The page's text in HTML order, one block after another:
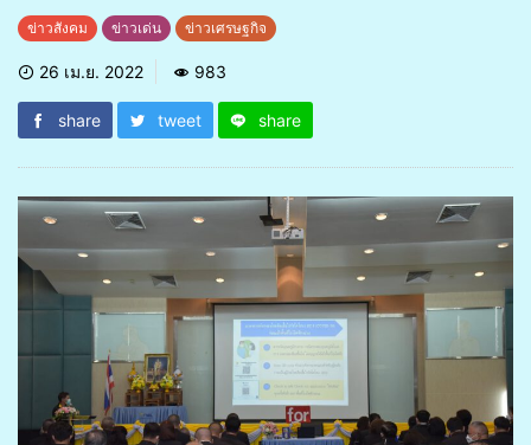
ข่าวสังคม ข่าวเด่น ข่าวเศรษฐกิจ
26 เม.ย. 2022 983
share tweet share